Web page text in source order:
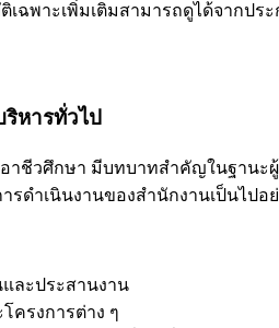
ฉพาะเพิ่มเติมสามารถดูได้จากปร
หารทั่วไป
ชีวศึกษา มีบทบาทสำคัญในฐานะ
ดำเนินงานของสำนักงานเป็นไป
ละประสานงาน
ครงการต่าง ๆ